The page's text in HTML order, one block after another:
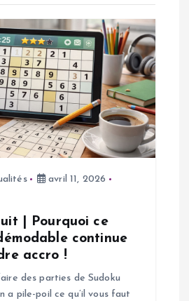
avril 11, 2026
| Pourquoi ce
continue
accro !
des parties de Sudoku
a pile-poil ce qu’il vous faut